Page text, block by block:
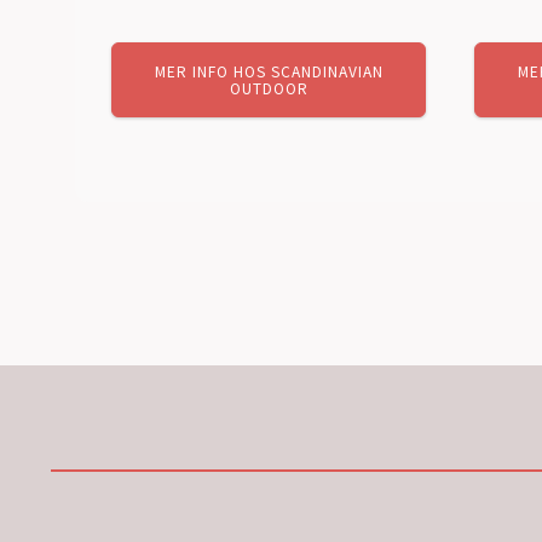
MER INFO HOS SCANDINAVIAN
OUTDOOR